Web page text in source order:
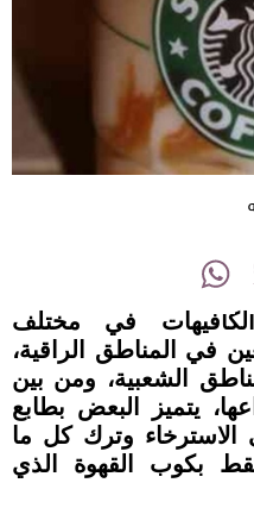
WhatsApp
في مختلف
في المناطق الراقية،
الشعبية، ومن بين
يتميز البعض بطابع
وترك كل ما
بكوب القهوة الذي